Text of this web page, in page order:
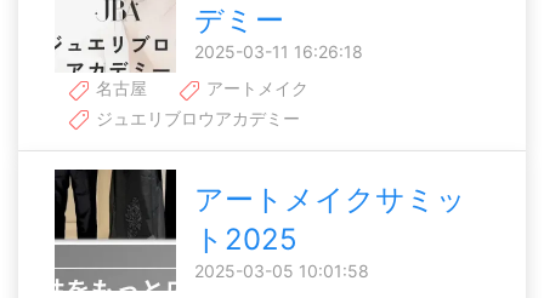
デミー
2025-03-11 16:26:18
名古屋
アートメイク
ジュエリブロウアカデミー
アートメイクサミッ
ト2025
2025-03-05 10:01:58